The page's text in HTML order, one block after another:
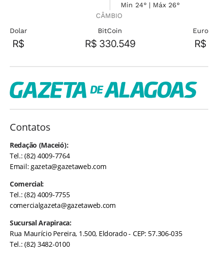
Min 24° | Máx 26°
CÂMBIO
Dolar
R$
BitCoin
R$ 330.549
Euro
R$
Contatos
Redação (Maceió):
Tel.: (82) 4009-7764
Email:gazeta@gazetaweb.com
Comercial:
Tel.: (82) 4009-7755
comercialgazeta@gazetaweb.com
Sucursal Arapiraca:
Rua Maurício Pereira, 1.500, Eldorado - CEP: 57.306-035
Tel.: (82) 3482-0100